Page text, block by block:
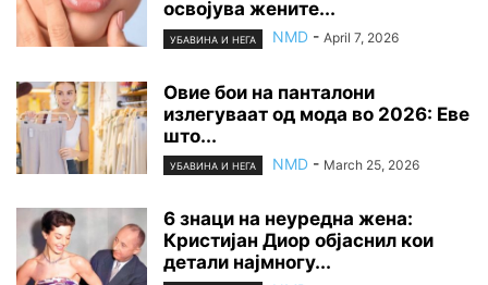
освојува жените...
УБАВИНА И НЕГА NMD - April 7, 2026
Овие бои на панталони
излегуваат од мода во 2026: Еве
што...
УБАВИНА И НЕГА NMD - March 25, 2026
6 знаци на неуредна жена:
Кристијан Диор објаснил кои
детали најмногу...